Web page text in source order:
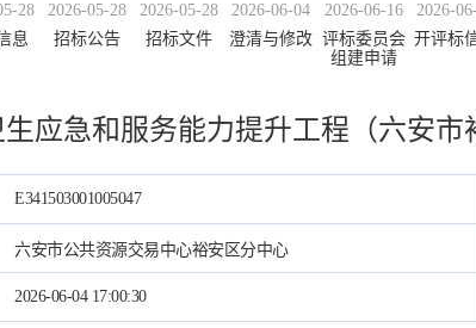
28
息
2026-05-28
招标公告
2026-05-28
招标文件
2026-06-04
澄清与修改
2026-06-16
评标委员会
组建申请
2026-
开评标
应急和服务能力提升工程（六安
E341503001005047
六安市公共资源交易中心裕安区分中心
2026-06-04 17:00:30